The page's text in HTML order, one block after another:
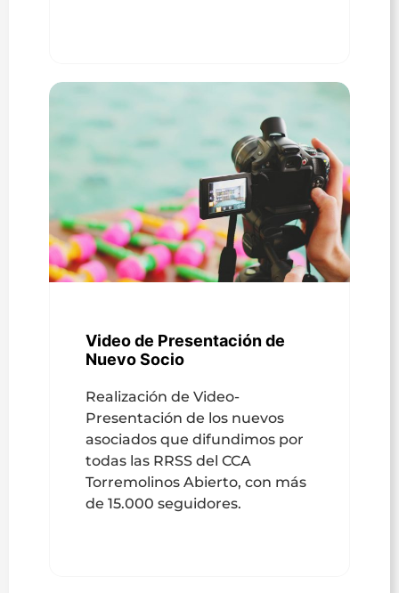
Video de Presentación de
Nuevo Socio
Realización de Video-
Presentación de los nuevos
asociados que difundimos por
todas las RRSS del CCA
Torremolinos Abierto, con más
de 15.000 seguidores.